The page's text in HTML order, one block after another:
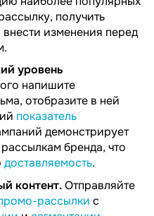
получить
изменения перед
уровень
напишите
отобразите в ней
показатель
демонстрирует
бренда, что
доставляемость.
контент.Отправляйте
рассылки с